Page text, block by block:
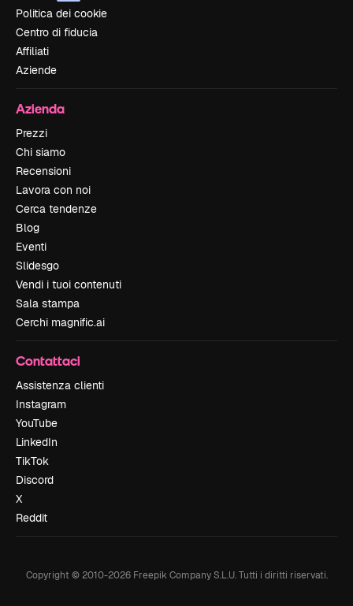
Politica dei cookie
Centro di fiducia
Affiliati
Aziende
Azienda
Prezzi
Chi siamo
Recensioni
Lavora con noi
Cerca tendenze
Blog
Eventi
Slidesgo
Vendi i tuoi contenuti
Sala stampa
Cerchi magnific.ai
Contattaci
Assistenza clienti
Instagram
YouTube
LinkedIn
TikTok
Discord
X
Reddit
Copyright © 2010-2026Freepik Company S.L.U. Tutti i diritti riservati.